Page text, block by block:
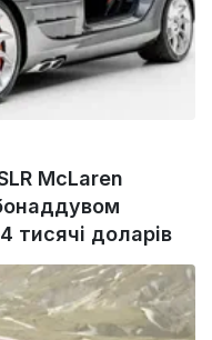
McLaren
тисячі доларів